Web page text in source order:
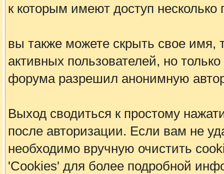
к которым имеют доступ несколько
вы также можете скрыть свое имя,
активных пользователей, но
форума разрешил анонимную
Выход сводиться к простому
после авторизации. Если вам не
необходимо вручную очистить
'Cookies' для более подробной